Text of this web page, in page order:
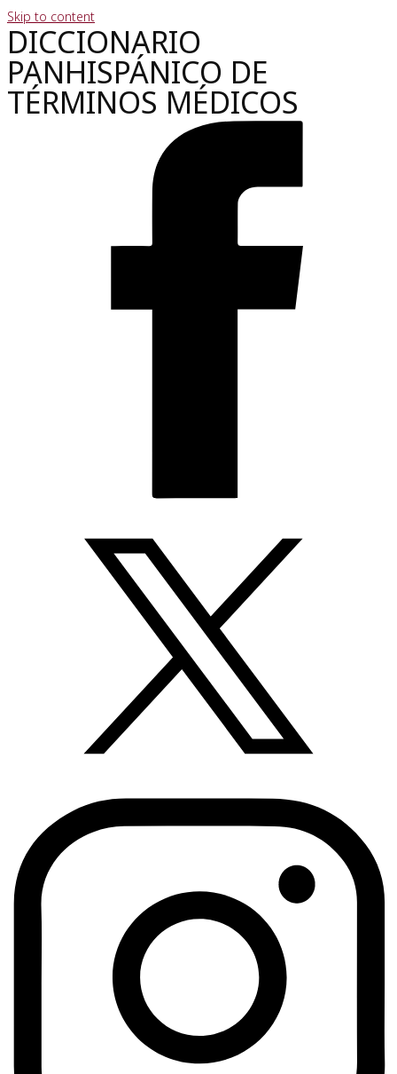
Skip to content
DICCIONARIO
PANHISPÁNICO DE
TÉRMINOS MÉDICOS